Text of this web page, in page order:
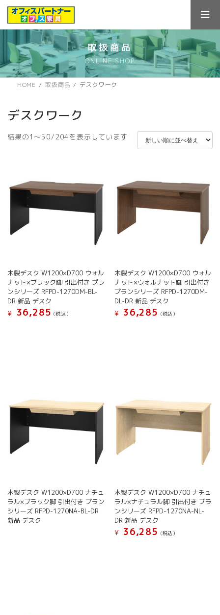
ス
キ
ン
に
取扱商品
ONLINE SHOP
HOME 取扱商品 デスクワーク
デスクワーク
結果の1～50/204を表示しています
木製デスク W1200×D700 ウォル
ナット×ブラック脚 引出付き プラ
ンシリーズ RFPD-1270DM-BL-
DR 新品 デスク
¥
36,285 (税込）
木製デスク W1200×D700 ウォル
ナット×ウォルナット脚 引出付き
プランシリーズ RFPD-1270DM-
DL-DR 新品 デスク
¥
36,285 (税込）
木製デスク W1200×D700 ナチュ
ラル×ブラック脚 引出付き プラン
シリーズ RFPD-1270NA-BL-DR
新品 デスク
木製デスク W1200×D700 ナチュ
ラル×ナチュラル脚 引出付き プラ
ンシリーズ RFPD-1270NA-NL-
DR 新品 デスク
¥
36,285 (税込）